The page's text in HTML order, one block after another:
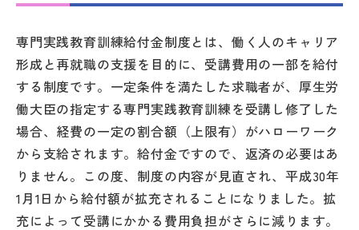
専門実践教育訓練給付金制度とは、働く人のキャリア
形成と再就職の支援を目的に、受講費用の一部を給付
する制度です。一定条件を満たした求職者が、厚生労
働大臣の指定する専門実践教育訓練を受講し修了した
場合、経費の一定の割合額（上限有）がハローワーク
から支給されます。給付金ですので、返済の必要はあ
りません。この度、制度の内容が見直され、平成30年
1月1日から給付額が拡充されることになりました。拡
充によって受講にかかる費用負担がさらに減ります。